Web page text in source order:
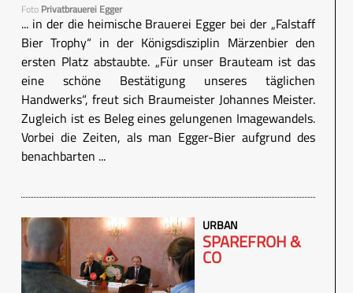
Foto Privatbrauerei Egger
... in der die heimische Brauerei Egger bei der „Falstaff
Bier Trophy“ in der Königsdisziplin Märzenbier den
ersten Platz abstaubte. „Für unser Brauteam ist das
eine schöne Bestätigung unseres täglichen
Handwerks“, freut sich Braumeister Johannes Meister.
Zugleich ist es Beleg eines gelungenen Imagewandels.
Vorbei die Zeiten, als man Egger-Bier aufgrund des
benachbarten ...
URBAN
SPAREFROH &
CO